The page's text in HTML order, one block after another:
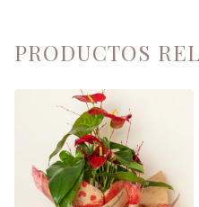
PRODUCTOS